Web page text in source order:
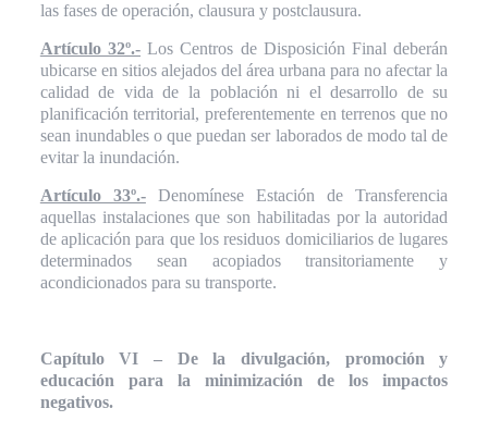
las fases de operación, clausura y postclausura.
Artículo 32º.- Los Centros de Disposición Final deberán
ubicarse en sitios alejados del área urbana para no afectar la
calidad de vida de la población ni el desarrollo de su
planificación territorial, preferentemente en terrenos que no
sean inundables o que puedan ser laborados de modo tal de
evitar la inundación.
Artículo 33º.-Denomínese Estación de Transferencia
aquellas instalaciones que son habilitadas por la autoridad
de aplicación para que los residuos domiciliarios de lugares
determinados sean acopiados transitoriamente y
acondicionados para su transporte.
Capítulo VI – De la divulgación, promoción y
educación para la minimización de los impactos
negativos.